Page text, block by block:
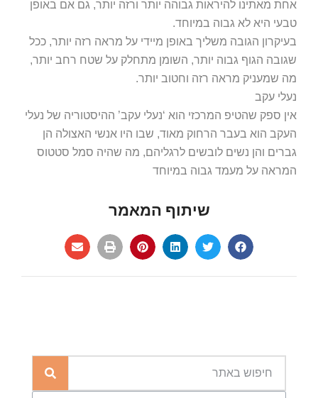
אחת מאתינו להיראות גבוהה יותר ורזה יותר, גם אם באופן
טבעי היא לא גבוה במיוחד.
בעיקרון הגובה משליך באופן מיידי על מראה רזה יותר, ככל
שגובה הגוף גבוה יותר, השומן מתחלק על שטח רחב יותר,
מה שמעניק מראה רזה וחטוב יותר.
נעלי עקב
אין ספק שהטיפ המרכזי הוא ‘נעלי עקב’ ההיסטוריה של נעלי
העקב הוא בעבר הרחוק מאוד, שבו היו אנשי האצולה הן
גברים והן נשים לובשים לרגליהם, מה שהיה סמל סטטוס
המראה על מעמד גבוה במיוחד
שיתוף המאמר